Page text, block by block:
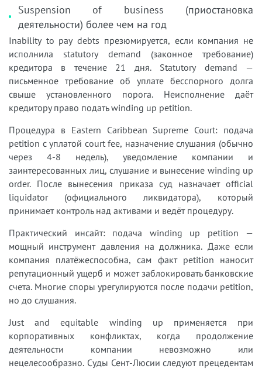
Suspension of business (приостановка
деятельности) более чем на год
Inability to pay debts презюмируется, если компания не
исполнила statutory demand (законное требование)
кредитора в течение 21 дня. Statutory demand —
письменное требование об уплате бесспорного долга
свыше установленного порога. Неисполнение даёт
кредитору право подать winding up petition.
Процедура в Eastern Caribbean Supreme Court: подача
petition с уплатой court fee, назначение слушания (обычно
через 4-8 недель), уведомление компании и
заинтересованных лиц, слушание и вынесение winding up
order. После вынесения приказа суд назначает official
liquidator (официального ликвидатора), который
принимает контроль над активами и ведёт процедуру.
Практический инсайт: подача winding up petition —
мощный инструмент давления на должника. Даже если
компания платёжеспособна, сам факт petition наносит
репутационный ущерб и может заблокировать банковские
счета. Многие споры урегулируются после подачи petition,
но до слушания.
Just and equitable winding up применяется при
корпоративных конфликтах, когда продолжение
деятельности компании невозможно или
нецелесообразно. Суды Сент-Люсии следуют прецедентам